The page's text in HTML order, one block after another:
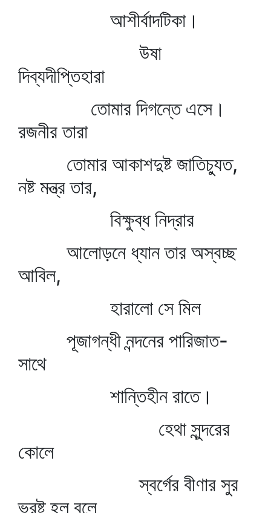
আশীর্বাদটিকা।
উষা
দিব্যদীপ্তিহারা
তোমার দিগন্তে এসে।
রজনীর তারা
তোমার আকাশদুষ্ট জাতিচ্যুত,
নষ্ট মন্ত্র তার,
বিক্ষুব্ধ নিদ্রার
আলোড়নে ধ্যান তার অস্বচ্ছ
আবিল,
হারালো সে মিল
পূজাগন্ধী নন্দনের পারিজাত-
সাথে
শান্তিহীন রাতে।
হেথা সুন্দরের
কোলে
স্বর্গের বীণার সুর
ভ্রষ্ট হল বলে